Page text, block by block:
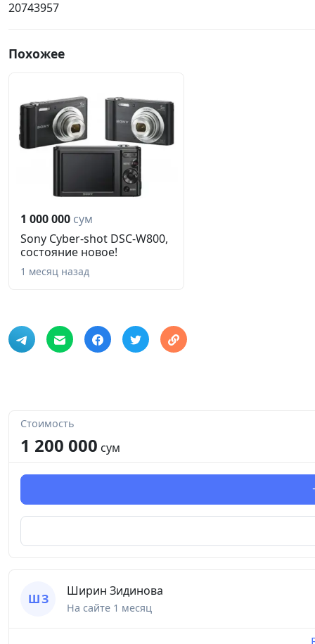
20743957
Похожее
1 000 000 сум
Sony Cyber-shot DSC-W800,
cостояние новое!
1 месяц назад
Стоимость
1 200 000 сум
Ш З
Ширин Зидинова
На сайте 1 месяц